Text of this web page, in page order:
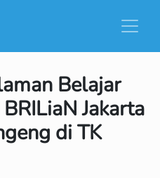
Belajar
Jakarta
di TK